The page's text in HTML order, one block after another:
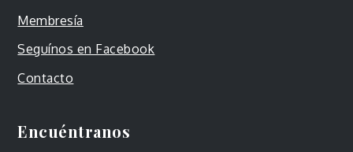
Membresía
Seguínos en Facebook
Contacto
Encuéntranos